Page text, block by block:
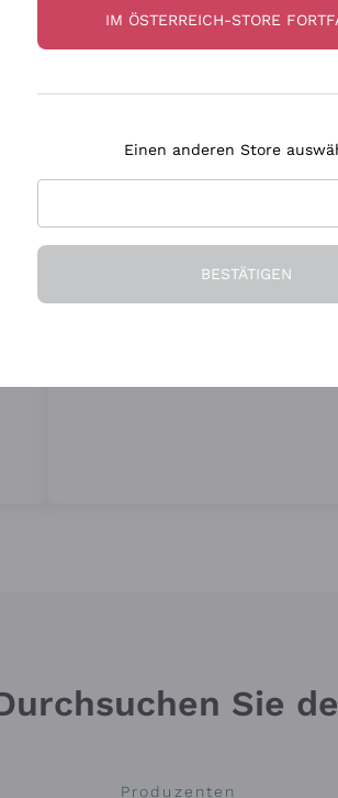
Ihr persönlicher
Sie
Produzenten
IM ÖSTERREICH-STORE
Einen anderen Store
BESTÄTIGEN